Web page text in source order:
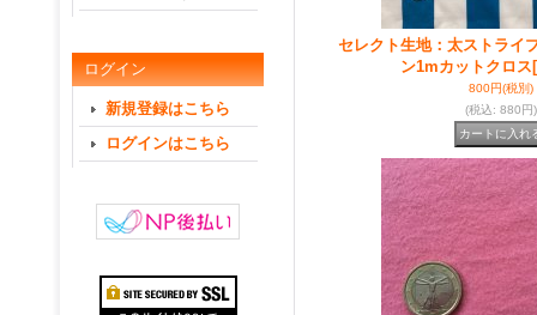
ログイン
新規登録はこちら
ログインはこちら
セレクト生地：太ストライ
ン1mカットクロス
800円(税別)
(税込: 880円)